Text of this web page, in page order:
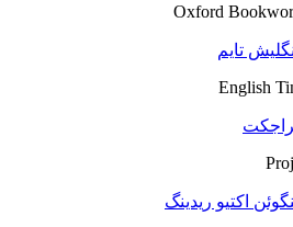
Oxford
تایم
English
اکتیو ریدینگ